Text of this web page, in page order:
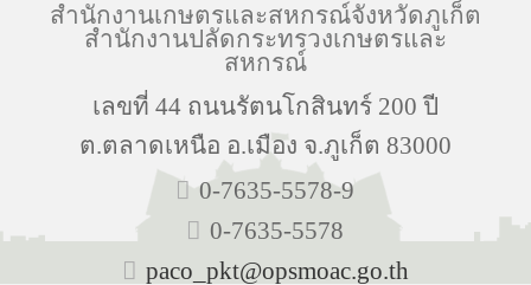
สำนักงานเกษตรและสหกรณ์จังหวัดภูเก็ต
สำนักงานปลัดกระทรวงเกษตรและ
สหกรณ์
เลขที่ 44 ถนนรัตนโกสินทร์ 200 ปี
ต.ตลาดเหนือ อ.เมือง จ.ภูเก็ต 83000
0-7635-5578-9
0-7635-5578
paco_pkt@opsmoac.go.th